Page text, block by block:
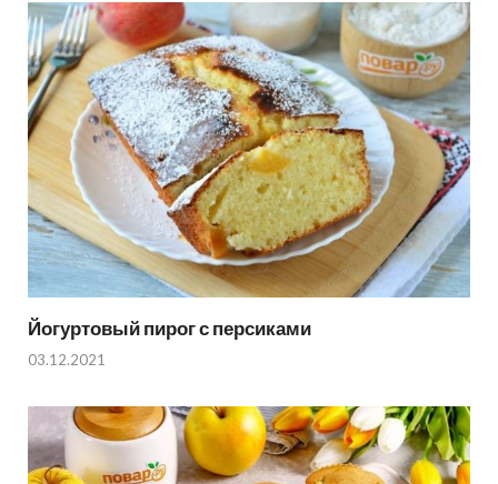
Йогуртовый пирог с персиками
03.12.2021